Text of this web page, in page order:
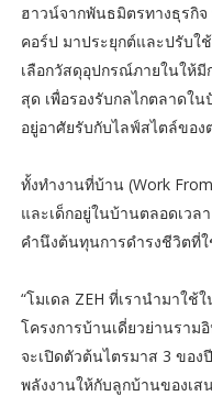
ฮาวน์จากพันธมิตรทางธุรกิ
คอร์ป มาประยุกต์และปรับใ
เลือกวัสดุอุปกรณ์ภายในให้
สุด เพื่อรองรับกลไกตลาดใ
อยู่อาศัยรับกับไลฟ์สไตล์ของ
ทั้งทำงานที่บ้าน (Work
และเด็กอยู่ในบ้านตลอดเว
คำนึงต้นทุนการดำรงชีวิตที่
“โมเดล ZEH ที่เรานำมาใช้
โครงการบ้านเดี่ยวย่านราม
จะเปิดตัวต้นไตรมาส 3 ของ
พลังงานให้กับลูกบ้านของเส